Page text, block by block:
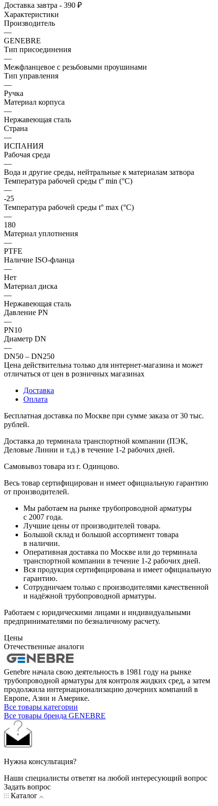
Доставка завтра - 390 ₽
Характеристики
Производитель
—
GENEBRE
Тип присоединения
—
Межфланцевое с резьбовыми проушинами
Тип управления
—
Ручка
Материал корпуса
—
Нержавеющая сталь
Страна
—
ИСПАНИЯ
Рабочая среда
—
Вода и другие среды, нейтральные к материалам затвора
Температура рабочей среды t° min (°C)
—
-25
Температура рабочей среды t° max (°C)
—
180
Материал уплотнения
—
PTFE
Наличие ISO-фланца
—
Нет
Материал диска
—
Нержавеющая сталь
Давление PN
—
PN10
Диаметр DN
—
DN50 – DN250
Цена действительна только для интернет-магазина и может
отличаться от цен в розничных магазинах
Доставка
Оплата
Бесплатная доставка по Москве при сумме заказа от 30 тыс.
рублей.
Доставка до терминала транспортной компании (ПЭК,
Деловые Линии и т.д.) в течение 1-2 рабочих дней.
Самовывоз товара из г. Одинцово.
Весь товар сертифицирован и имеет официальную гарантию
от производителей.
Мы работаем на рынке трубопроводной арматуры
с 2007 года.
Лучшие цены от производителей товара.
Большой склад и большой ассортимент товара
в наличии.
Оперативная доставка по Москве или до терминала
транспортной компании в течение 1-2 рабочих дней.
Вся продукция сертифицирована и имеет официальную
гарантию.
Сотрудничаем только с производителями качественной
и надёжной трубопроводной арматуры.
Работаем с юридическими лицами и индивидуальными
предпринимателями по безналичному расчету.
Цены
Отечественные аналоги
Genebre начала свою деятельность в 1981 году на рынке
трубопроводной арматуры для контроля жидких сред, а затем
продолжила интернационализацию дочерних компаний в
Европе, Азии и Америке.
Все товары категории
Все товары бренда GENEBRE
Нужна консультация?
Наши специалисты ответят на любой интересующий вопрос
Задать вопрос
Каталог